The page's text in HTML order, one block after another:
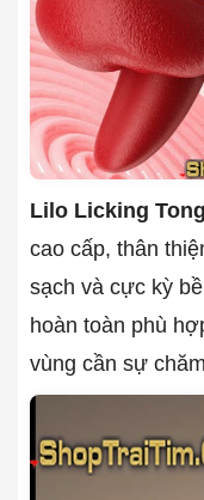
Lilo Licking
cao cấp, thân
sạch và cực kỳ
hoàn toàn phù
vùng cần sự